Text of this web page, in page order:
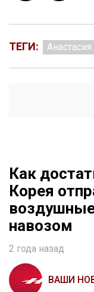
ТЕГИ:
Как
Корея
навозом
2 года назад
ВАШИ